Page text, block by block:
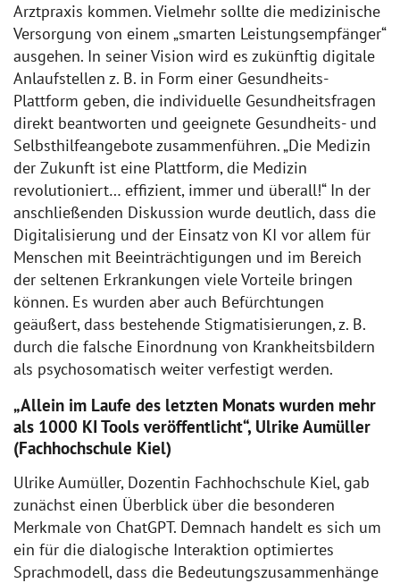
Arztpraxis kommen. Vielmehr sollte die medizinische
Versorgung von einem „smarten Leistungsempfänger“
ausgehen. In seiner Vision wird es zukünftig digitale
Anlaufstellen z. B. in Form einer Gesundheits-
Plattform geben, die individuelle Gesundheitsfragen
direkt beantworten und geeignete Gesundheits- und
Selbsthilfeangebote zusammenführen. „Die Medizin
der Zukunft ist eine Plattform, die Medizin
revolutioniert… effizient, immer und überall!“ In der
anschließenden Diskussion wurde deutlich, dass die
Digitalisierung und der Einsatz von KI vor allem für
Menschen mit Beeinträchtigungen und im Bereich
der seltenen Erkrankungen viele Vorteile bringen
können. Es wurden aber auch Befürchtungen
geäußert, dass bestehende Stigmatisierungen, z. B.
durch die falsche Einordnung von Krankheitsbildern
als psychosomatisch weiter verfestigt werden.
„Allein im Laufe des letzten Monats wurden mehr
als 1000 KI Tools veröffentlicht“, Ulrike Aumüller
(Fachhochschule Kiel)
Ulrike Aumüller, Dozentin Fachhochschule Kiel, gab
zunächst einen Überblick über die besonderen
Merkmale von ChatGPT. Demnach handelt es sich um
ein für die dialogische Interaktion optimiertes
Sprachmodell, dass die Bedeutungszusammenhänge